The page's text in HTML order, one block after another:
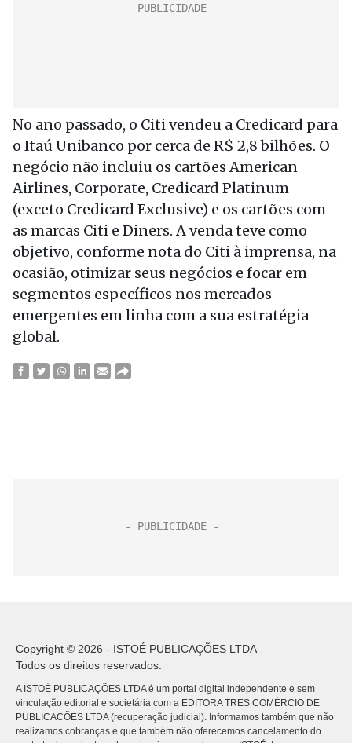
No ano passado, o Citi vendeu a Credicard para
o Itaú Unibanco por cerca de R$ 2,8 bilhões. O
negócio não incluiu os cartões American
Airlines, Corporate, Credicard Platinum
(exceto Credicard Exclusive) e os cartões com
as marcas Citi e Diners. A venda teve como
objetivo, conforme nota do Citi à imprensa, na
ocasião, otimizar seus negócios e focar em
segmentos específicos nos mercados
emergentes em linha com a sua estratégia
global.
Copyright © 2026 - ISTOÉ PUBLICAÇÕES LTDA
Todos os direitos reservados.
A ISTOÉ PUBLICAÇÕES LTDA é um portal digital independente e sem
vinculação editorial e societária com a EDITORA TRES COMÉRCIO DE
PUBLICACÕES LTDA (recuperação judicial). Informamos também que não
realizamos cobranças e que também não oferecemos cancelamento do